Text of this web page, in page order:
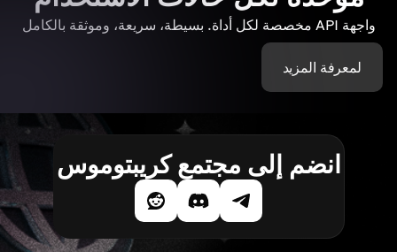
واجهة API مخصصة لكل أداة. بسيطة، سريعة، وموثقة بالكامل
لمعرفة المزيد
انضم إلى مجتمع كريبتوموس